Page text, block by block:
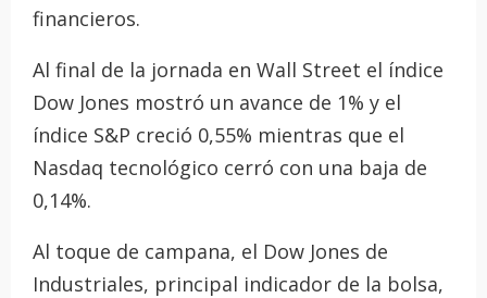
financieros.
Al final de la jornada en Wall Street el índice
Dow Jones mostró un avance de 1% y el
índice S&P creció 0,55% mientras que el
Nasdaq tecnológico cerró con una baja de
0,14%.
Al toque de campana, el Dow Jones de
Industriales, principal indicador de la bolsa,